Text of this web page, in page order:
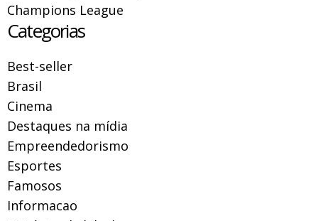
Champions League
Categorias
Best-seller
Brasil
Cinema
Destaques na mídia
Empreendedorismo
Esportes
Famosos
Informacao